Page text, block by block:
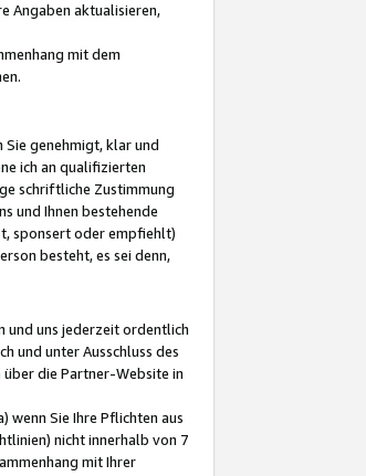
Angaben aktualisieren,
mit dem
genehmigt, klar und
ich an qualifizierten
schriftliche Zustimmung
und Ihnen bestehende
sponsert oder empfiehlt)
besteht, es sei denn,
und uns jederzeit ordentlich
und unter Ausschluss des
über die Partner-Website in
wenn Sie Ihre Pflichten aus
nicht innerhalb von 7
mit Ihrer